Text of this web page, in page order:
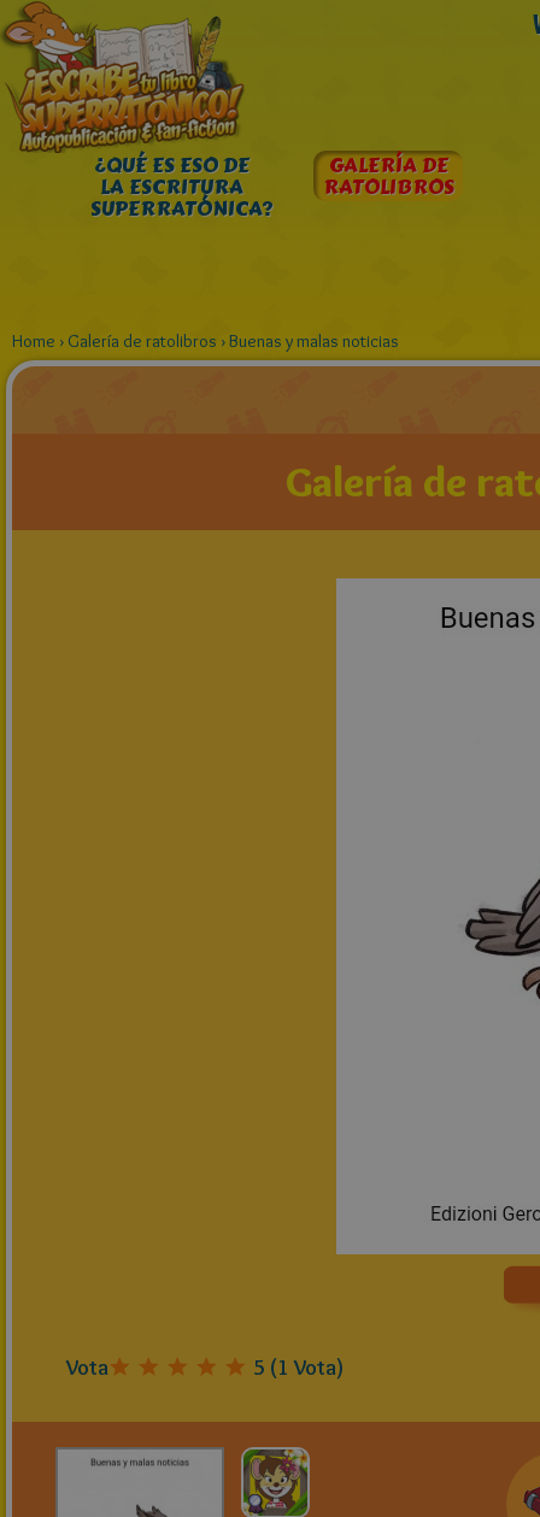
¿QUÉ ES ESO DE
LA ESCRITURA
SUPERRATÓNICA?
GALERÍA DE
RATOLIBROS
Home › Galería de ratolibros ›Buenas y malas noticias
Galería de
Vota 5 (1 Vota)